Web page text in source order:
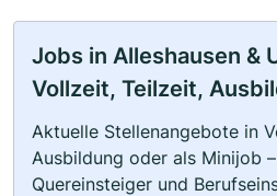
Jobs in Alleshausen &
Vollzeit, Teilzeit,
Aktuelle Stellenangebote in
Ausbildung oder als Minijob
Quereinsteiger und